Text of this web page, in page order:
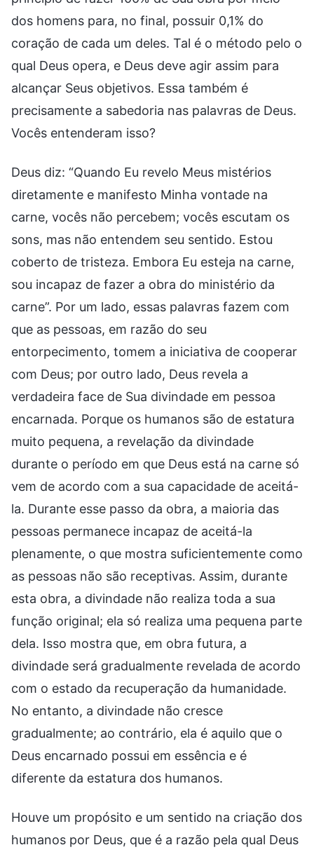
dos homens para, no final, possuir 0,1% do
coração de cada um deles. Tal é o método pelo o
qual Deus opera, e Deus deve agir assim para
alcançar Seus objetivos. Essa também é
precisamente a sabedoria nas palavras de Deus.
Vocês entenderam isso?
Deus diz: “Quando Eu revelo Meus mistérios
diretamente e manifesto Minha vontade na
carne, vocês não percebem; vocês escutam os
sons, mas não entendem seu sentido. Estou
coberto de tristeza. Embora Eu esteja na carne,
sou incapaz de fazer a obra do ministério da
carne”. Por um lado, essas palavras fazem com
que as pessoas, em razão do seu
entorpecimento, tomem a iniciativa de cooperar
com Deus; por outro lado, Deus revela a
verdadeira face de Sua divindade em pessoa
encarnada. Porque os humanos são de estatura
muito pequena, a revelação da divindade
durante o período em que Deus está na carne só
vem de acordo com a sua capacidade de aceitá-
la. Durante esse passo da obra, a maioria das
pessoas permanece incapaz de aceitá-la
plenamente, o que mostra suficientemente como
as pessoas não são receptivas. Assim, durante
esta obra, a divindade não realiza toda a sua
função original; ela só realiza uma pequena parte
dela. Isso mostra que, em obra futura, a
divindade será gradualmente revelada de acordo
com o estado da recuperação da humanidade.
No entanto, a divindade não cresce
gradualmente; ao contrário, ela é aquilo que o
Deus encarnado possui em essência e é
diferente da estatura dos humanos.
Houve um propósito e um sentido na criação dos
humanos por Deus, que é a razão pela qual Deus